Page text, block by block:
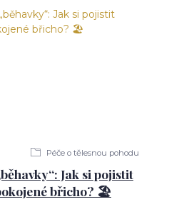
Péče o tělesnou pohodu
Jak si pojistit
břicho? 🏖️